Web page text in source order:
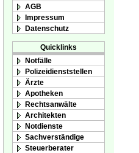
AGB
Impressum
Datenschutz
Quicklinks
Notfälle
Polizeidienststellen
Ärzte
Apotheken
Rechtsanwälte
Architekten
Notdienste
Sachverständige
Steuerberater